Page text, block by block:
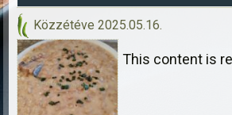
Közzétéve 2025.05.16.
This content is